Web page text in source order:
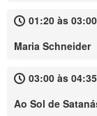
01:20 às 03:00
Maria Schneider
03:00 às 04:35
Ao Sol de